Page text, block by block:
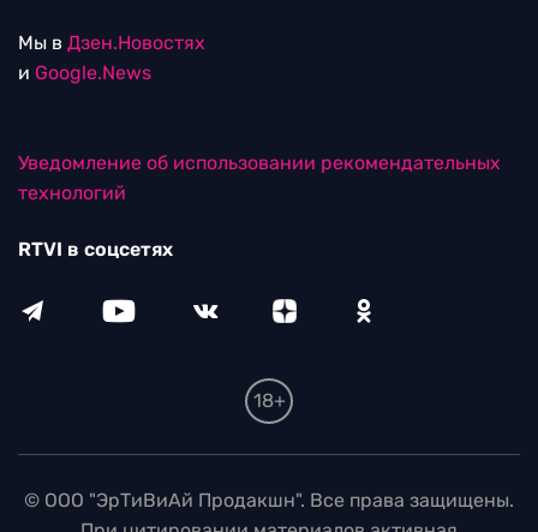
Мы в Дзен.Новостях
и Google.News
Уведомление об использовании рекомендательных
технологий
RTVI в соцсетях
18+
© ООО "ЭрТиВиАй Продакшн". Все права защищены.